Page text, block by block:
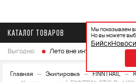
Мы показываем
Но вы можете
Бийск
КАТАЛОГ ТОВАРОВ
Выгодно: Лето вне интренета
Главная Экипировка FINNTRAIL